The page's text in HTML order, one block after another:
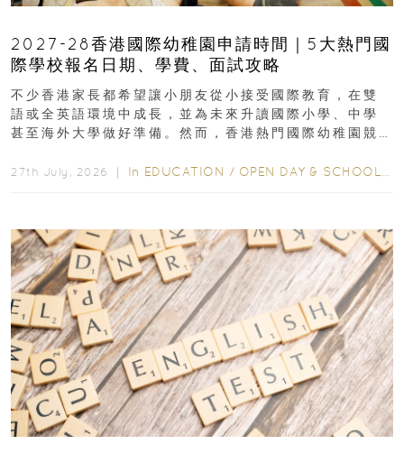
2027-28香港國際幼稚園申請時間｜5大熱門國
際學校報名日期、學費、面試攻略
不少香港家長都希望讓小朋友從小接受國際教育，在雙
語或全英語環境中成長，並為未來升讀國際小學、中學
甚至海外大學做好準備。然而，香港熱門國際幼稚園競
27th July, 2026 ｜ In EDUCATION / OPEN DAY & SCHOOL EVENTS